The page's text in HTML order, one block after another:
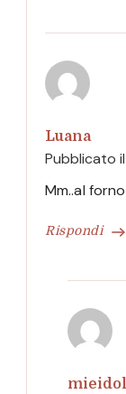
Luana
Pubblicato il
Rispondi
Mm..al